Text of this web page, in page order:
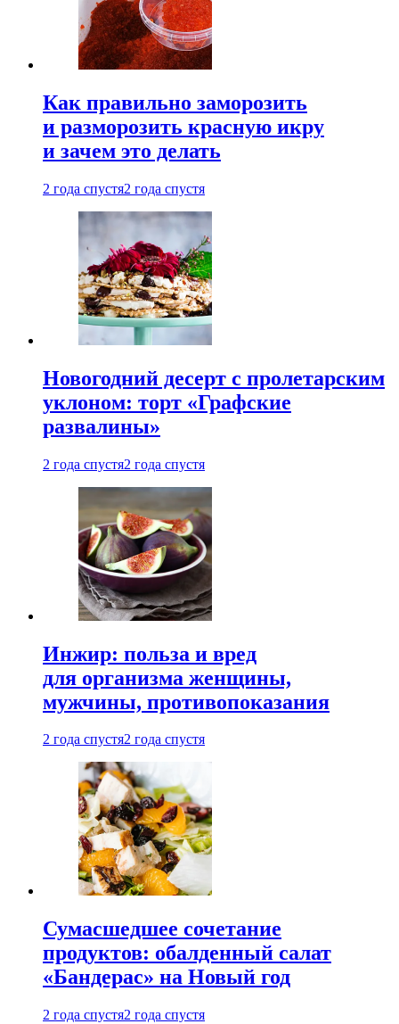
Как правильно заморозить
и разморозить красную икру
и зачем это делать
2 года спустя2 года спустя
Новогодний десерт с пролетарским
уклоном: торт «Графские
развалины»
2 года спустя2 года спустя
Инжир: польза и вред
для организма женщины,
мужчины, противопоказания
2 года спустя2 года спустя
Сумасшедшее сочетание
продуктов: обалденный салат
«Бандерас» на Новый год
2 года спустя2 года спустя